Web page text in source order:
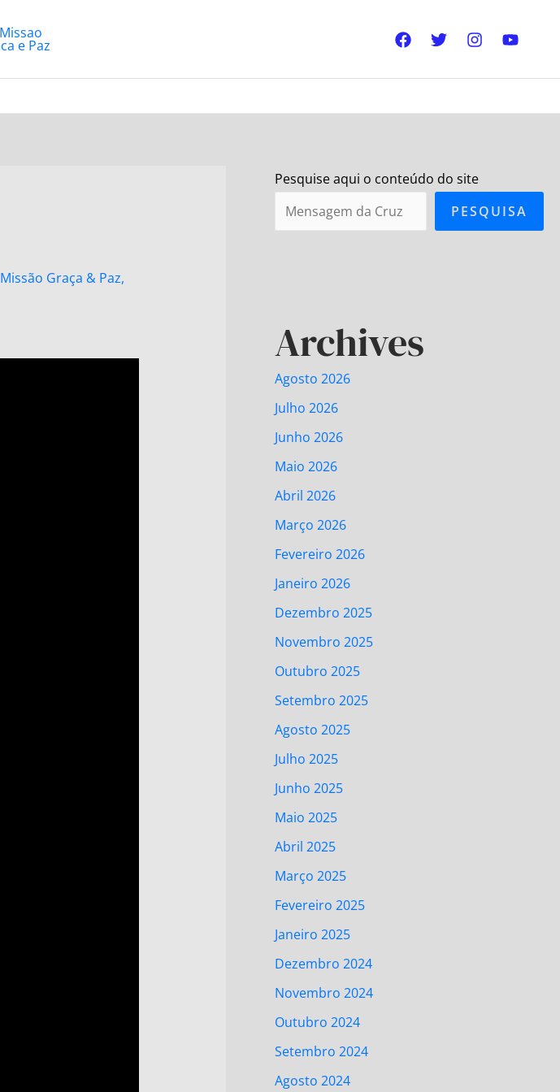
Missão Graça & Paz,
Pesquise aqui o conteúdo do site
PESQUISA
Archives
Agosto 2026
Julho 2026
Junho 2026
Maio 2026
Abril 2026
Março 2026
Fevereiro 2026
Janeiro 2026
Dezembro 2025
Novembro 2025
Outubro 2025
Setembro 2025
Agosto 2025
Julho 2025
Junho 2025
Maio 2025
Abril 2025
Março 2025
Fevereiro 2025
Janeiro 2025
Dezembro 2024
Novembro 2024
Outubro 2024
Setembro 2024
Agosto 2024